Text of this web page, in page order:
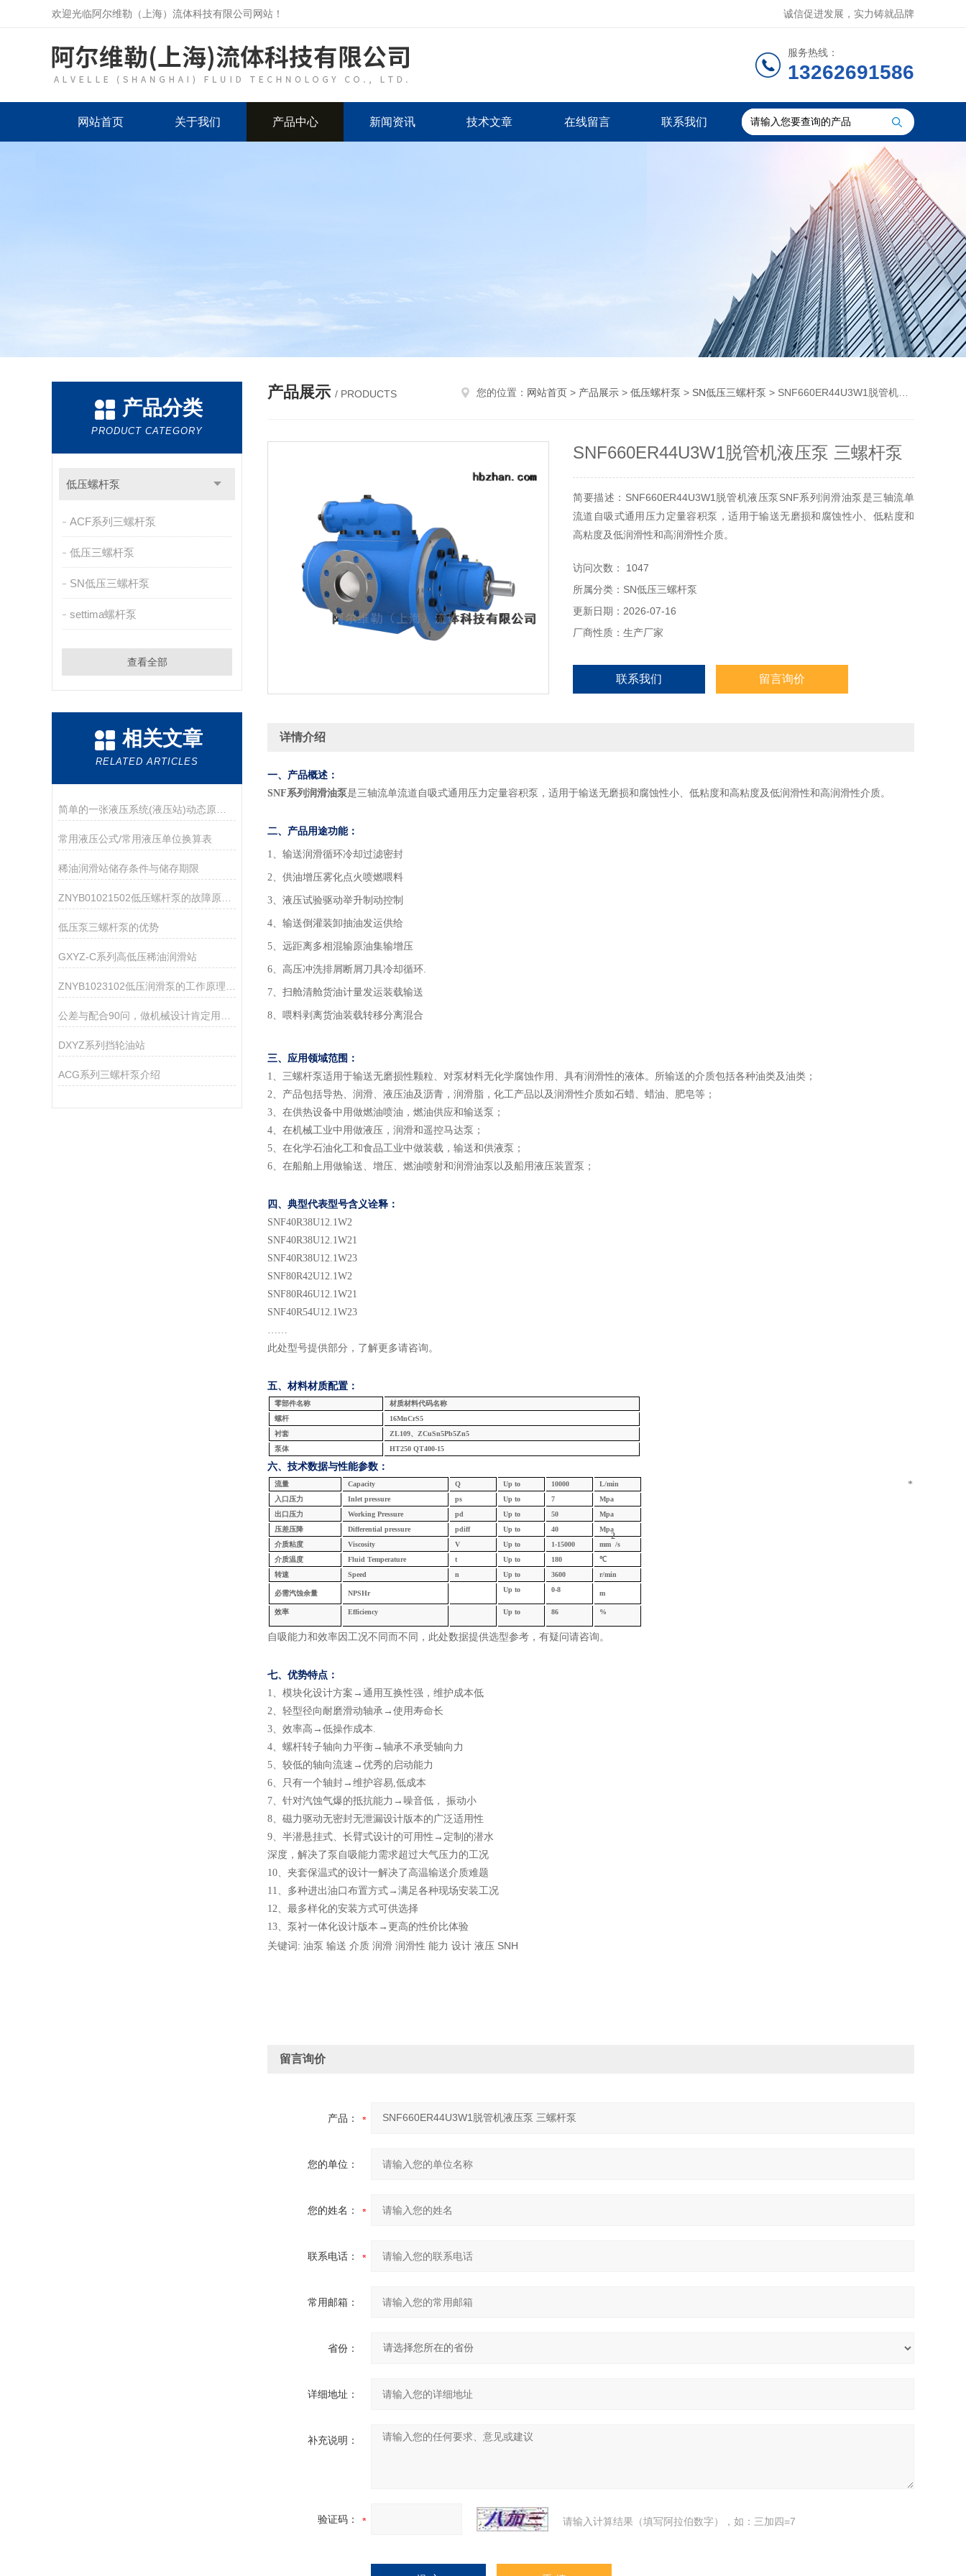
欢迎光临阿尔维勒（上海）流体科技有限公司网站！ 诚信促进发展，实力铸就品牌
服务热线：
13262691586
网站首页 关于我们 产品中心 新闻资讯 技术文章 在线留言 联系我们
产品分类
PRODUCT CATEGORY
低压螺杆泵
ACF系列三螺杆泵
低压三螺杆泵
SN低压三螺杆泵
settima螺杆泵
查看全部
相关文章
RELATED ARTICLES
简单的一张液压系统(液压站)动态原理图,让你不再对液压原理一知半解
​常用液压公式/常用液压单位换算表
稀油润滑站储存条件与储存期限
ZNYB01021502低压螺杆泵的故障原因及解决方法
低压泵三螺杆泵的优势
GXYZ-C系列高低压稀油润滑站
DXYZ系列挡轮油站
ACG系列三螺杆泵介绍
产品展示 / PRODUCTS 您的位置： 网站首页 > 产品展示 > 低压螺杆泵 > SN低压三螺杆泵 > SNF660ER44U3W1脱管机液压泵 三螺杆泵
SNF660ER44U3W1脱管机液压泵 三螺杆泵
简要描述：SNF660ER44U3W1脱管机液压泵SNF系列润滑油泵是三轴流单
流道自吸式通用压力定量容积泵，适用于输送无磨损和腐蚀性小、低粘度和
高粘度及低润滑性和高润滑性介质。
访问次数： 1047
所属分类：SN低压三螺杆泵
更新日期：2026-07-16
厂商性质：生产厂家
联系我们 留言询价
详情介绍
一、产品概述：
SNF系列润滑油泵是三轴流单流道自吸式通用压力定量容积泵，适用于输送无磨损和腐蚀性小、低粘度和高粘度及低润滑性和高润滑性介质。
二、产品用途功能：
1、输送润滑循环冷却过滤密封
2、供油增压雾化点火喷燃喂料
3、液压试验驱动举升制动控制
4、输送倒灌装卸抽油发运供给
5、远距离多相混输原油集输增压
6、高压冲洗排屑断屑刀具冷却循环.
7、扫舱清舱货油计量发运装载输送
8、喂料剥离货油装载转移分离混合
三、应用领域范围 ：
1、 三螺杆泵适用于输送无磨损性颗粒、对泵材料无化学腐蚀作用、具有润滑性的液体。所输送的介质包括各种油类及油类；
2、 产品包括导热、润滑、液压油及沥青，润滑脂，化工产品以及润滑性介质如石蜡、蜡油、肥皂等；
3、 在供热设备中用做燃油喷油，燃油供应和输送泵；
4、 在机械工业中用做液压，润滑和遥控马达泵；
5、 在化学石油化工和食品工业中做装载，输送和供液泵；
6、 在船舶上用做输送、增压、燃油喷射和润滑油泵以及船用液压装置泵；
四、典型代表型号含义诠释：
SNF40R38U12.1W2
SNF40R38U12.1W21
SNF40R38U12.1W23
SNF80R42U12.1W2
SNF80R46U12.1W21
SNF40R54U12.1W23
……
此处型号提供部分，了解更多请咨询。
五、材料材质配置：
零部件名称
材质材料代码名称
螺杆
16MnCrS5
衬套
ZL109、ZCuSn5Pb5Zn5
泵体
HT250 QT400-15
六、技术数据与性能参数：
流量 Capacity Q Up to 10000
L/min
入口压力
Inlet pressure ps Up to 7
Mpa
出口压力
Working Pressure pd Up to 50
Mpa
压差压降
Differential pressure pdiff Up to 40
Mpa
介质粘度
Viscosity V Up to 1-15000 mm
2
/s
介质温度
Fluid Temperature t Up to 180
℃
转速
Speed n Up to 3600 r/min
必需汽蚀余量 NPSHr Up to 0-8 m
效率 Efficiency Up to 86 %
*
自吸能力和效率因工况不同而不同，此处数据提供选型参考，有疑问请咨询。
七、 优势特点：
1、 模块化设计方案 →通用互换性强，维护成本低
2、 轻型径向耐磨滑动轴承 →使用寿命长
3、 效率高 →低操作成本.
4、 螺杆转子轴向力平衡 →轴承不承受轴向力
5、 较低的轴向流速 →优秀的启动能力
6、 只有一个轴封 →维护容易,低成本
7、 针对汽蚀气爆的抵抗能力 →噪音低， 振动小
8、 磁力驱动无密封无泄漏设计版本的广泛适用性
9、 半潜悬挂式、长臂式设计的可用性 →定制的潜水
深度，解决了泵自吸能力需求超过大气压力的工况
10、 夹套保温式的设计一解决了高温输送介质难题
11、 多种进出油口布置方式 →满足各种现场安装工况
12、 最多样化的安装方式可供选择
13、 泵衬一体化设计版本 →更高的性价比体验
关键词: 油泵 输送 介质 润滑 润滑性 能力 设计 液压 SNH
留言询价
产品：
您的单位：
您的姓名：
联系电话：
常用邮箱：
省份：
详细地址：
补充说明：
验证码： 请输入计算结果（填写阿拉伯数字），如：三加四=7